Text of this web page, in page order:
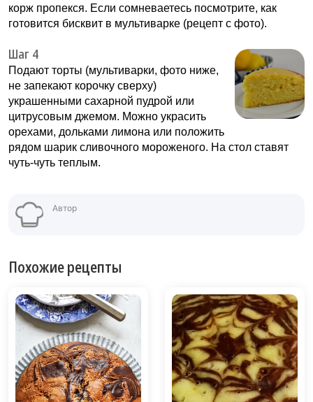
корж пропекся. Если сомневаетесь посмотрите, как
готовится бисквит в мультиварке (рецепт с фото).
Шаг 4
Подают торты (мультиварки, фото ниже,
не запекают корочку сверху)
украшенными сахарной пудрой или
цитрусовым джемом. Можно украсить
орехами, дольками лимона или положить
рядом шарик сливочного мороженого. На стол ставят
чуть-чуть теплым.
Автор
Похожие рецепты